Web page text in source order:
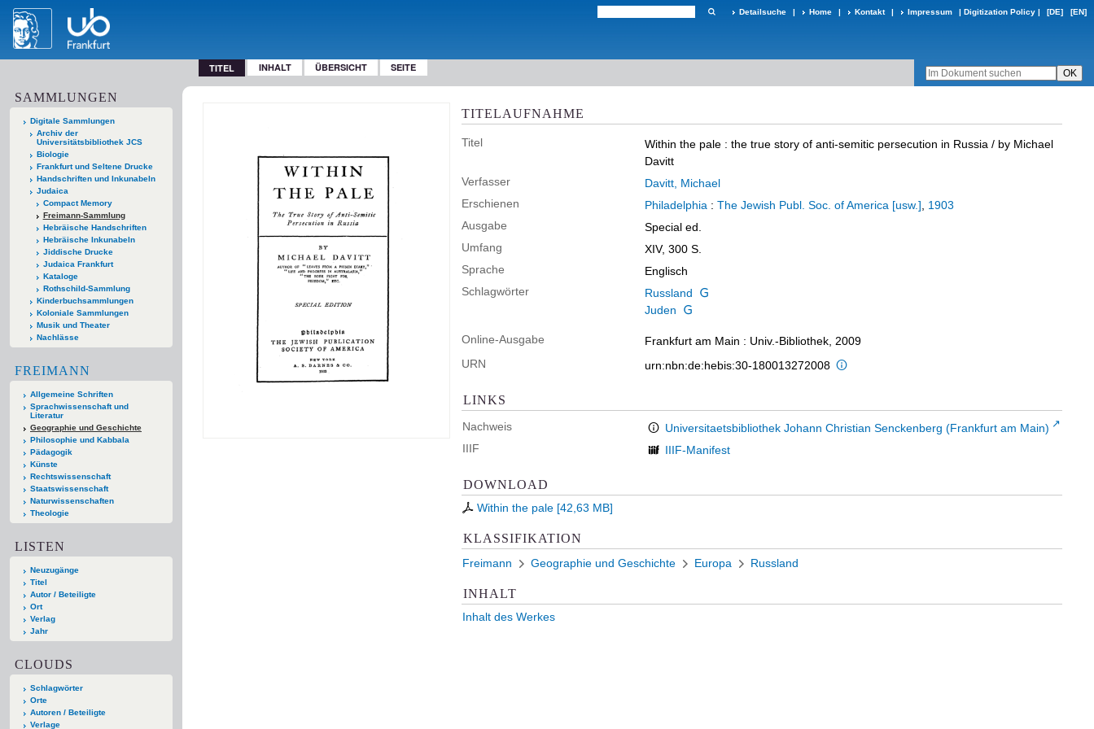
Detailsuche | Home | Kontakt | Impressum | Digitization Policy | [DE] [EN]
TITEL INHALT ÜBERSICHT SEITE
SAMMLUNGEN
Digitale Sammlungen
Archiv der
Universitätsbibliothek JCS
Biologie
Frankfurt und Seltene Drucke
Handschriften und Inkunabeln
Judaica
Compact Memory
Freimann-Sammlung
Hebräische Handschriften
Hebräische Inkunabeln
Jiddische Drucke
Judaica Frankfurt
Kataloge
Rothschild-Sammlung
Kinderbuchsammlungen
Koloniale Sammlungen
Musik und Theater
Nachlässe
FREIMANN
Allgemeine Schriften
Sprachwissenschaft und
Literatur
Geographie und Geschichte
Philosophie und Kabbala
Pädagogik
Künste
Rechtswissenschaft
Staatswissenschaft
Naturwissenschaften
Theologie
LISTEN
Neuzugänge
Titel
Autor / Beteiligte
Ort
Verlag
Jahr
CLOUDS
Schlagwörter
Orte
Autoren / Beteiligte
Verlage
TITELAUFNAHME
Titel Within the pale : the true story of anti-semitic persecution in Russia / by Michael
Davitt
Verfasser
Davitt, Michael
Erschienen
Philadelphia : The Jewish Publ. Soc. of America [usw.]
1903
Ausgabe
Special ed.
Umfang
XIV, 300 S.
Sprache
Englisch
Schlagwörter
Russland
Juden
Online-Ausgabe
Frankfurt am Main : Univ.-Bibliothek, 2009
URN
urn:nbn:de:hebis:30-180013272008
LINKS
Nachweis
Universitaetsbibliothek Johann Christian Senckenberg (Frankfurt am Main)
IIIF
IIIF-Manifest
DOWNLOAD
Within the pale [42,63 MB]
KLASSIFIKATION
Freimann Geographie und Geschichte Europa Russland
INHALT
Inhalt des Werkes